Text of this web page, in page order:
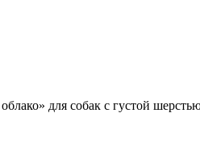
для собак с густой